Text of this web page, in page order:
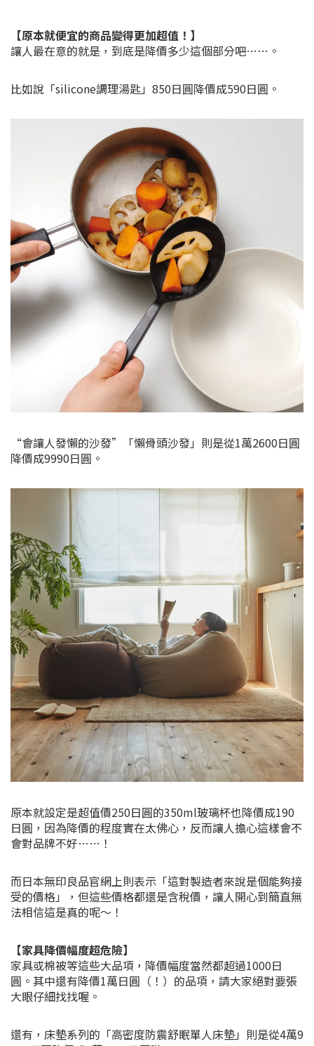
【原本就便宜的商品變得更加超值！】
讓人最在意的就是，到底是降價多少這個部分吧……。
比如說「silicone調理湯匙」850日圓降價成590日圓。
“會讓人發懶的沙發”「懶骨頭沙發」則是從1萬2600日圓
降價成9990日圓。
原本就設定是超值價250日圓的350ml玻璃杯也降價成190
日圓，因為降價的程度實在太佛心，反而讓人擔心這樣會不
會對品牌不好……！
而日本無印良品官網上則表示「這對製造者來說是個能夠接
受的價格」，但這些價格都還是含稅價，讓人開心到簡直無
法相信這是真的呢～！
【家具降價幅度超危險】
家具或棉被等這些大品項，降價幅度當然都超過1000日
圓。其中還有降價1萬日圓（！）的品項，請大家絕對要張
大眼仔細找找喔。
還有，床墊系列的「高密度防震舒眠單人床墊」則是從4萬9